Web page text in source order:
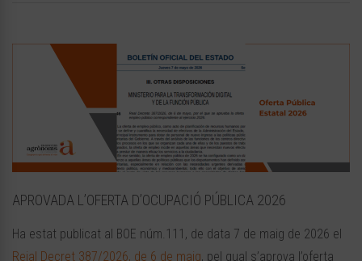
APROVADA L’OFERTA D’OCUPACIÓ PÚBLICA 2026
Ha estat publicat al BOE núm.111, de data 7 de maig de 2026 el
Reial Decret 387/2026, de 6 de maig, pel qual s’aprova l’oferta